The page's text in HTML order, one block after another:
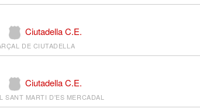
Ciutadella C.E.
DE CIUTADELLA
Ciutadella C.E.
SANT MARTI D'ES MERCADAL